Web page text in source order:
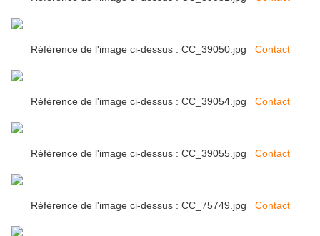
Référence de l'image ci-dessus : CC_39050.jpg Contact
Référence de l'image ci-dessus : CC_39054.jpg Contact
Référence de l'image ci-dessus : CC_39055.jpg Contact
Référence de l'image ci-dessus : CC_75749.jpg Contact